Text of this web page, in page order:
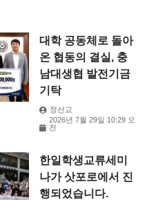
대학 공동체로 돌아
온 협동의 결실, 충
남대생협 발전기금
기탁
정선교
2026년 7월 29일 10:29 오
전
한일학생교류세미
나가 삿포로에서 진
행되었습니다.